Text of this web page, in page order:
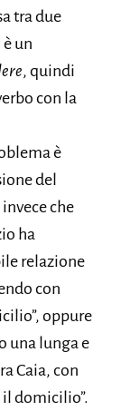
tra due
è un
, quindi
con la
è
del
che
ha
relazione
con
oppure
una lunga e
Caia, con
domicilio”.